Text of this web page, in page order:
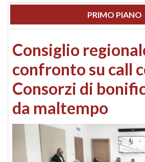
PRIMO PIANO
Consiglio
confronto su call
Consorzi di
da maltempo